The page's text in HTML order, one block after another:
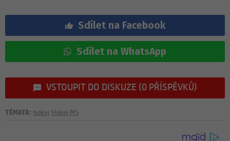
Sdílet na Facebook
Sdílet na WhatsApp
VSTOUPIT DO DISKUZE (0 PŘÍSPĚVKŮ)
TÉMATA: hokej Hokej MS